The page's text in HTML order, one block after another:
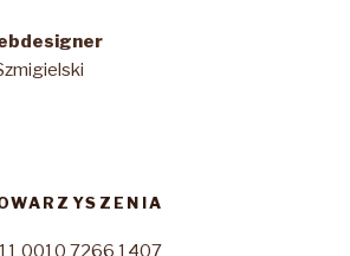
0010 7266 1407